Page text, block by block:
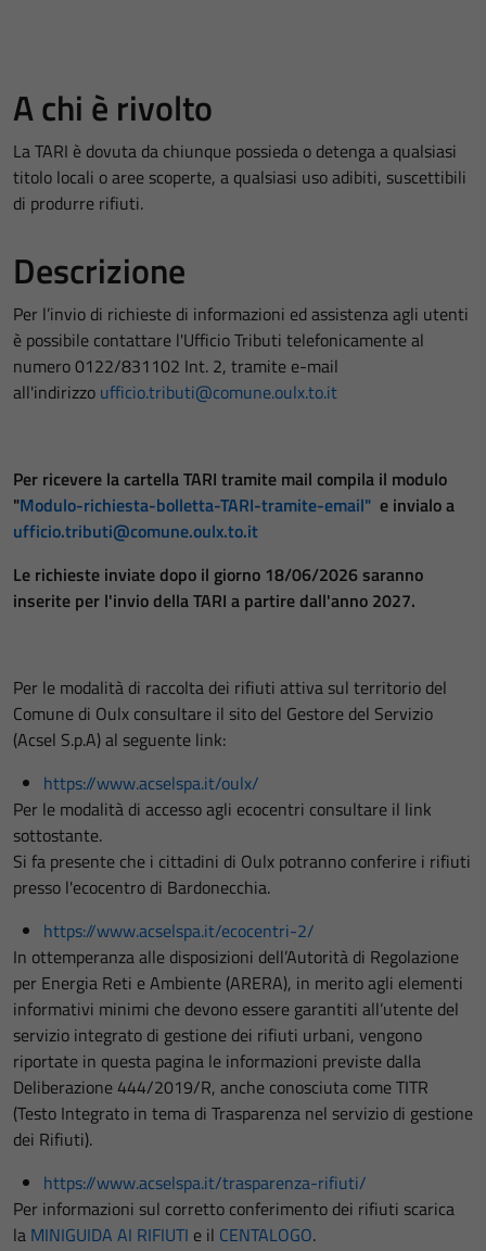
A chi è rivolto
La TARI è dovuta da chiunque possieda o detenga a qualsiasi
titolo locali o aree scoperte, a qualsiasi uso adibiti, suscettibili
di produrre rifiuti.
Descrizione
Per l’invio di richieste di informazioni ed assistenza agli utenti
è possibile contattare l'Ufficio Tributi telefonicamente al
numero 0122/831102 Int. 2, tramite e-mail
all'indirizzo ufficio.tributi@comune.oulx.to.it
Per ricevere la cartella TARI tramite mail compila il modulo
"Modulo-richiesta-bolletta-TARI-tramite-email" e invialo a
ufficio.tributi@comune.oulx.to.it
Le richieste inviate dopo il giorno 18/06/2026 saranno
inserite per l'invio della TARI a partire dall'anno 2027.
Per le modalità di raccolta dei rifiuti attiva sul territorio del
Comune di Oulx consultare il sito del Gestore del Servizio
(Acsel S.p.A) al seguente link:
https://www.acselspa.it/oulx/
Per le modalità di accesso agli ecocentri consultare il link
sottostante.
Si fa presente che i cittadini di Oulx potranno conferire i rifiuti
presso l'ecocentro di Bardonecchia.
https://www.acselspa.it/ecocentri-2/
In ottemperanza alle disposizioni dell’Autorità di Regolazione
per Energia Reti e Ambiente (ARERA), in merito agli elementi
informativi minimi che devono essere garantiti all’utente del
servizio integrato di gestione dei rifiuti urbani, vengono
riportate in questa pagina le informazioni previste dalla
Deliberazione 444/2019/R, anche conosciuta come TITR
(Testo Integrato in tema di Trasparenza nel servizio di gestione
dei Rifiuti).
https://www.acselspa.it/trasparenza-rifiuti/
Per informazioni sul corretto conferimento dei rifiuti scarica
la MINIGUIDA AI RIFIUTI e il CENTALOGO.